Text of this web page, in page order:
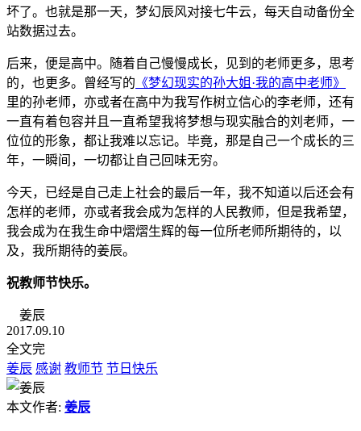
坏了。也就是那一天，梦幻辰风对接七牛云，每天自动备份全
站数据过去。
后来，便是高中。随着自己慢慢成长，见到的老师更多，思考
的，也更多。曾经写的 《梦幻现实的孙大姐·我的高中老师》
里的孙老师，亦或者在高中为我写作树立信心的李老师，还有
一直有着包容并且一直希望我将梦想与现实融合的刘老师，一
位位的形象，都让我难以忘记。毕竟，那是自己一个成长的三
年，一瞬间，一切都让自己回味无穷。
今天，已经是自己走上社会的最后一年，我不知道以后还会有
怎样的老师，亦或者我会成为怎样的人民教师，但是我希望，
我会成为在我生命中熠熠生辉的每一位所老师所期待的，以
及，我所期待的姜辰。
祝教师节快乐。
姜辰
2017.09.10
全文完
姜辰 感谢 教师节 节日快乐
本文作者: 姜辰